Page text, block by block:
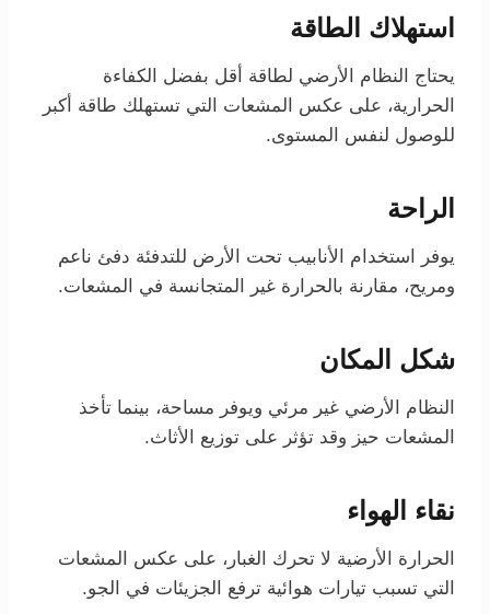
استهلاك الطاقة
يحتاج النظام الأرضي لطاقة أقل بفضل الكفاءة
الحرارية، على عكس المشعات التي تستهلك طاقة أكبر
للوصول لنفس المستوى.
الراحة
يوفر استخدام الأنابيب تحت الأرض للتدفئة دفئ ناعم
ومريح، مقارنة بالحرارة غير المتجانسة في المشعات.
شكل المكان
النظام الأرضي غير مرئي ويوفر مساحة، بينما تأخذ
المشعات حيز وقد تؤثر على توزيع الأثاث.
نقاء الهواء
الحرارة الأرضية لا تحرك الغبار، على عكس المشعات
التي تسبب تيارات هوائية ترفع الجزيئات في الجو.